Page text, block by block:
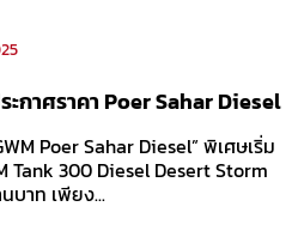
กาศราคา Poer Sahar Diesel
Poer Sahar Diesel” พิเศษเริ่ม
Tank 300 Diesel Desert Storm
บาท เพียง...